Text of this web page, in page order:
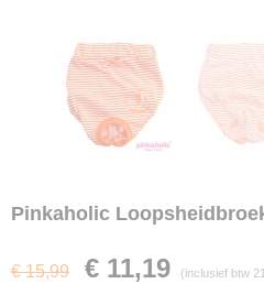
Pinkaholic
€ 15,99 € 11,19 (inclusief btw